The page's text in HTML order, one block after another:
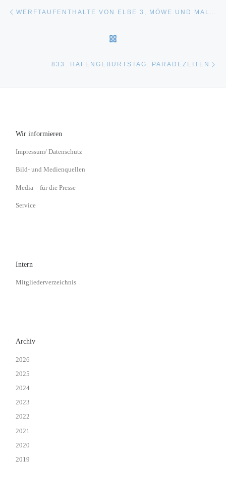
833. HAFENGEBURTSTAG: PARADEZEITEN
Wir informieren
Impressum/ Datenschutz
Bild- und Medienquellen
Media – für die Presse
Service
Intern
Mitgliederverzeichnis
Archiv
2026
2025
2024
2023
2022
2021
2020
2019